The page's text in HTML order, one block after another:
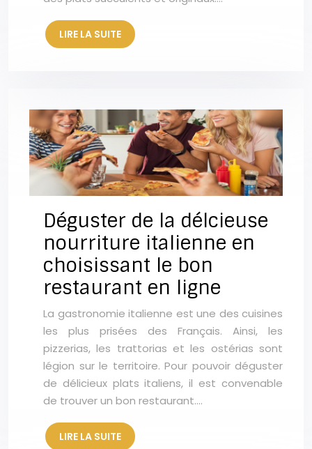
LIRE LA SUITE
Déguster de la délcieuse
nourriture italienne en
choisissant le bon
restaurant en ligne
La gastronomie italienne est une des cuisines
les plus prisées des Français. Ainsi, les
pizzerias, les trattorias et les ostérias sont
légion sur le territoire. Pour pouvoir déguster
de délicieux plats italiens, il est convenable
de trouver un bon restaurant….
LIRE LA SUITE